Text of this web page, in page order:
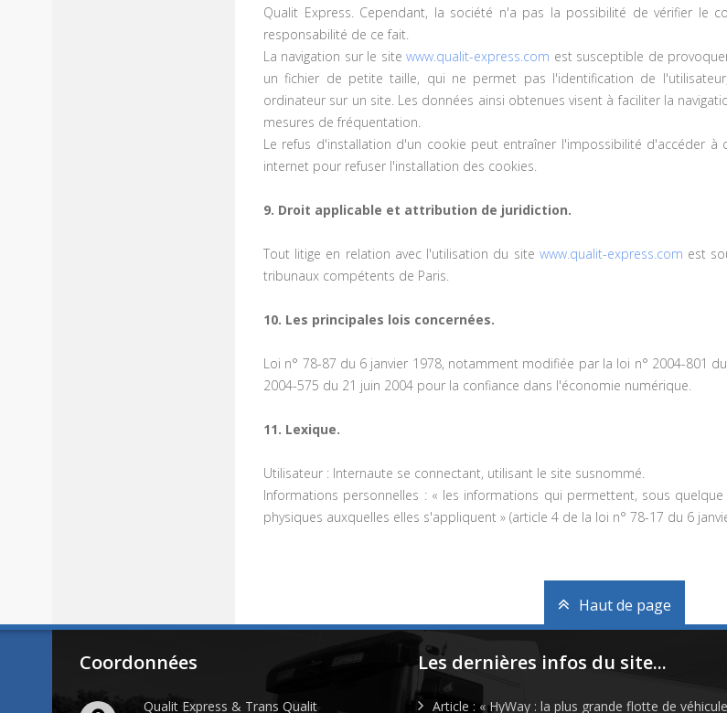
Qualit Express. Cependant, la société n'a pas la possibilité de vérifier le
responsabilité de ce fait.
La navigation sur le sitewww.qualit-express.com est susceptible de
un fichier de petite taille, qui ne permet pas l'identification de
ordinateur sur un site. Les données ainsi obtenues visent à faciliter la
mesures de fréquentation.
Le refus d'installation d'un cookie peut entraîner l'impossibilité d'accéder à
internet pour refuser l'installation des cookies.
9. Droit applicable et attribution de juridiction.
Tout litige en relation avec l'utilisation du site www.qualit-express.com est
tribunaux compétents de Paris.
10. Les principales lois concernées.
Loi n° 78-87 du 6 janvier 1978, notamment modifiée par la loi n° 2004-801
2004-575 du 21 juin 2004 pour la confiance dans l'économie numérique.
11. Lexique.
Utilisateur : Internaute se connectant, utilisant le site susnommé.
Informations personnelles : « les informations qui permettent, sous
physiques auxquelles elles s'appliquent » (article 4 de la loi n° 78-17 du 6
Haut de page
Coordonnées
Qualit Express & Trans Qualit
Les dernières infos du site...
Article : « HyWay : la plus grande flotte de